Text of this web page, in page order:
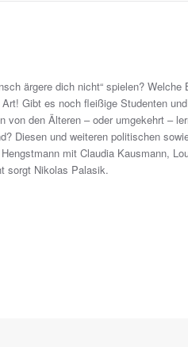
ärgere dich nicht“ spielen?
Gibt es noch fleißige Studenten
den Älteren – oder umgekehrt –
Diesen und weiteren politischen
mit Claudia Kausmann,
sorgt Nikolas Palasik.